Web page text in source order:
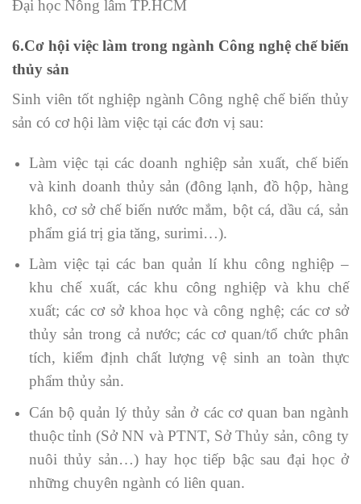
Đại học Nông lâm TP.HCM
6.Cơ hội việc làm trong ngành Công nghệ chế biến
thủy sản
Sinh viên tốt nghiệp ngành Công nghệ chế biến thủy
sản có cơ hội làm việc tại các đơn vị sau:
Làm việc tại các doanh nghiệp sản xuất, chế biến
và kinh doanh thủy sản (đông lạnh, đồ hộp, hàng
khô, cơ sở chế biến nước mắm, bột cá, dầu cá, sản
phẩm giá trị gia tăng, surimi…).
Làm việc tại các ban quản lí khu công nghiệp –
khu chế xuất, các khu công nghiệp và khu chế
xuất; các cơ sở khoa học và công nghệ; các cơ sở
thủy sản trong cả nước; các cơ quan/tổ chức phân
tích, kiểm định chất lượng vệ sinh an toàn thực
phẩm thủy sản.
Cán bộ quản lý thủy sản ở các cơ quan ban ngành
thuộc tỉnh (Sở NN và PTNT, Sở Thủy sản, công ty
nuôi thủy sản…) hay học tiếp bậc sau đại học ở
những chuyên ngành có liên quan.